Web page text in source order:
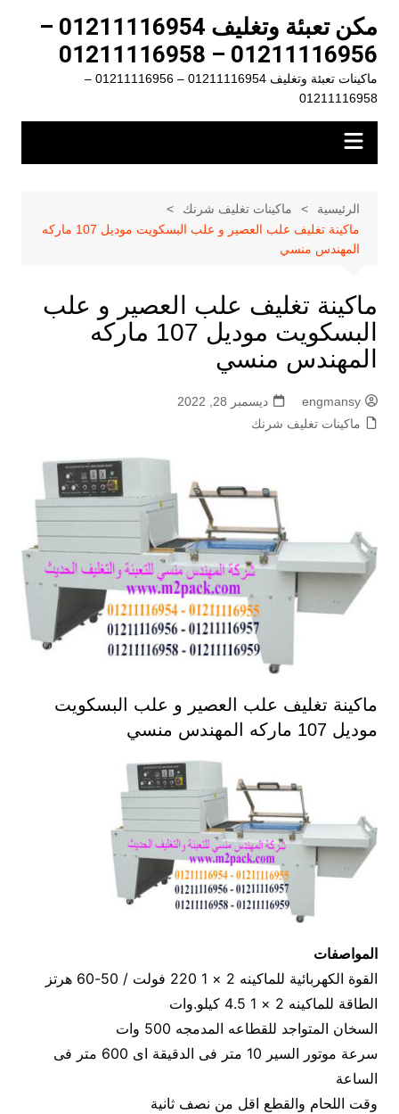
المحتوى
مكن تعبئة وتغليف 01211116954 –
01211116956 – 01211116958
ماكينات تعبئة وتغليف 01211116954 – 01211116956 –
01211116958
الرئيسية
ماكينات تغليف شرنك
ماكينة تغليف علب العصير و علب البسكويت موديل 107 ماركه
المهندس منسي
ماكينة تغليف علب العصير و علب
البسكويت موديل 107 ماركه
المهندس منسي
engmansy
ديسمبر 28, 2022
ماكينات تغليف شرنك
ماكينة تغليف علب العصير و علب البسكويت
موديل 107 ماركه المهندس منسي
المواصفات
القوة الكهربائية للماكينه 2 × 1 220 فولت / 50-60 هرتز
الطاقة للماكينه 2 × 1 4.5 كيلو.وات
السخان المتواجد للقطاعه المدمجه 500 وات
سرعة موتور السير 10 متر فى الدقيقة اى 600 متر فى
الساعة
وقت اللحام والقطع اقل من نصف ثانية